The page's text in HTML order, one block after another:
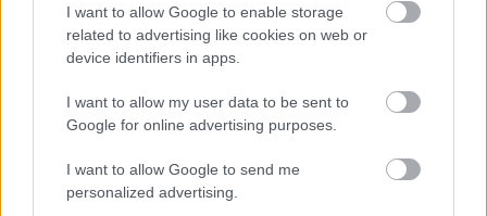
I want to allow Google to enable storage
related to advertising like cookies on web or
device identifiers in apps.
I want to allow my user data to be sent to
Google for online advertising purposes.
I want to allow Google to send me
personalized advertising.
Felkészülési szezon 4. mérkőzés
Nya Ullevi, Göteborg
2026-08-08 17:00
2 nap 6 óra 31 perc 14 másodperc
Leeds Unitedvs Manchester United2026-08-12 20:30
AC Milan Manchester United2026-08-15 18:00